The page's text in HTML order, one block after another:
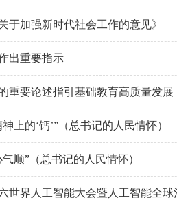
于加强新时代社会工作的意见》
出重要指示
重要论述指引基础教育高质量发展
上的‘钙’”（总书记的人民情怀）
顺”（总书记的人民情怀）
世界人工智能大会暨人工智能全